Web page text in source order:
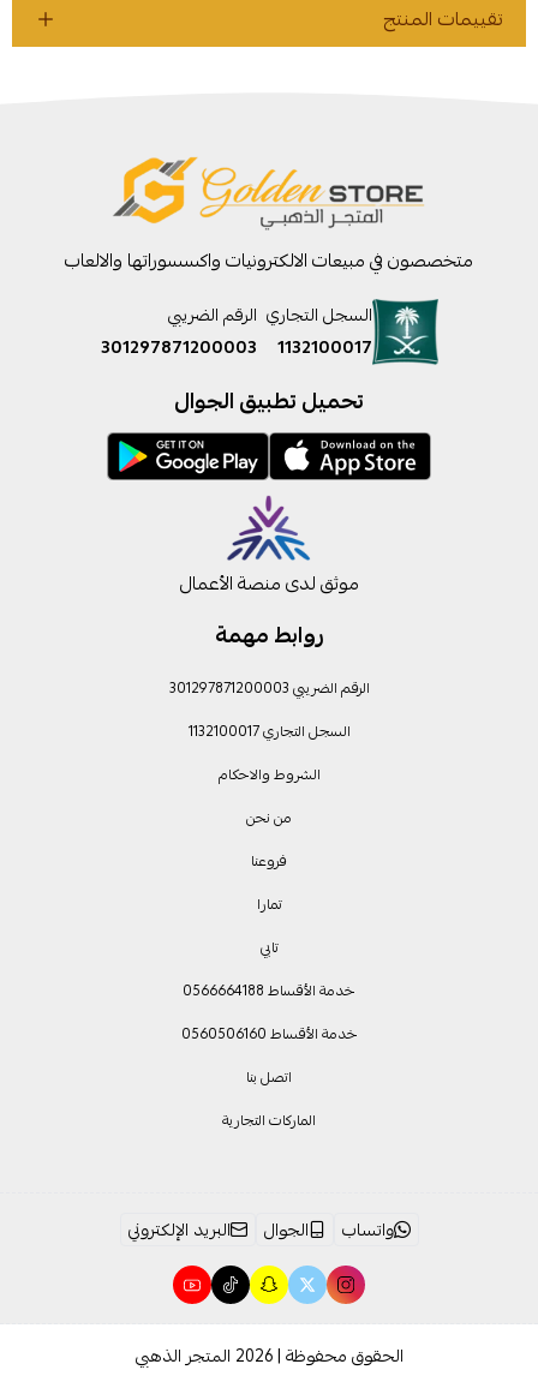
تقييمات المنتج
روابط مهمة
الرقم الضريبي 301297871200003
السجل التجاري 1132100017
الشروط والاحكام
من نحن
فروعنا
تمارا
تابي
خدمة الأقساط 0566664188
خدمة الأقساط 0560506160
اتصل بنا
الماركات التجارية
متخصصون في مبيعات الالكترونيات واكسسوراتها والالعاب
السجل التجاري
1132100017
الرقم الضريبي
301297871200003
تحميل تطبيق الجوال
موثق لدى منصة الأعمال
واتساب الجوال البريد الإلكتروني
الحقوق محفوظة | 2026 المتجر الذهبي